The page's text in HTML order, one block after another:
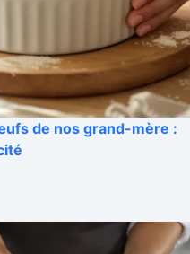
de nos grand-mère :